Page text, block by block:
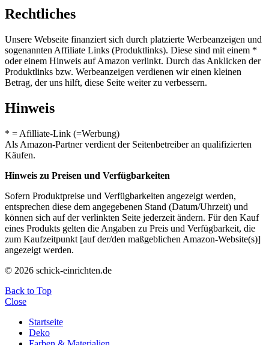
Rechtliches
Unsere Webseite finanziert sich durch platzierte Werbeanzeigen und
sogenannten Affiliate Links (Produktlinks). Diese sind mit einem *
oder einem Hinweis auf Amazon verlinkt. Durch das Anklicken der
Produktlinks bzw. Werbeanzeigen verdienen wir einen kleinen
Betrag, der uns hilft, diese Seite weiter zu verbessern.
Hinweis
* = Afilliate-Link (=Werbung)
Als Amazon-Partner verdient der Seitenbetreiber an qualifizierten
Käufen.
Hinweis zu Preisen und Verfügbarkeiten
Sofern Produktpreise und Verfügbarkeiten angezeigt werden,
entsprechen diese dem angegebenen Stand (Datum/Uhrzeit) und
können sich auf der verlinkten Seite jederzeit ändern. Für den Kauf
eines Produkts gelten die Angaben zu Preis und Verfügbarkeit, die
zum Kaufzeitpunkt [auf der/den maßgeblichen Amazon-Website(s)]
angezeigt werden.
© 2026 schick-einrichten.de
Back to Top
Close
Startseite
Deko